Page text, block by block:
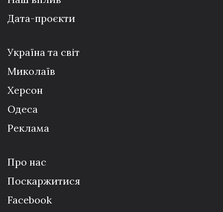
Дата-проєкти
Україна та світ
Миколаїв
Херсон
Одеса
Реклама
Про нас
Поскаржитися
Facebook